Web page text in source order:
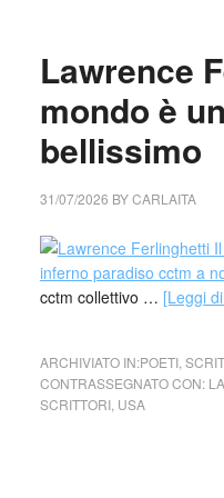
Lawrence
mondo è
bellissimo
31/07/2026 BYCARLAITA
cctm collettivo … [Leggi
ARCHIVIATO IN:POETI,
CONTRASSEGNATO CON:
SCRITTORI, USA